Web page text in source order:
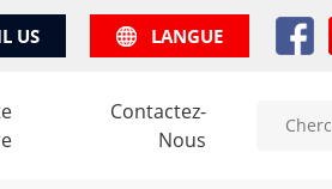
US LANGUE
Contactez-
Nous